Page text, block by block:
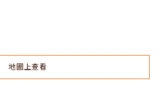
地圖上查看